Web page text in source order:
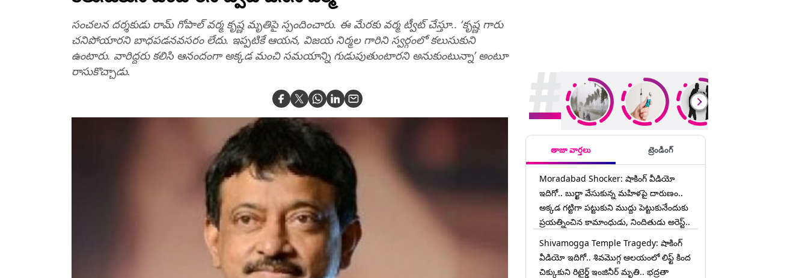
సంచలన దర్శకుడు రామ్‌ గోపాల్‌ వర్మ కృష్ణ మృతిపై స్పందించారు. ఈ మేరకు వర్మ ట్వీట్‌ చేస్తూ.. ‘కృష్ణ గారు
చనిపోయారని బాధపడనవసరం లేదు. ఇప్పటికే ఆయన, విజయ నిర్మల గారిని స్వర్గంలో కలుసుకుని
ఉంటారు. వారిద్దరు కలిసి ఆనందంగా అక్కడ మంచి సమయాన్ని గుడుపుతుంటారని అనుకుంటున్నా’ అంటూ
రాసుకొచ్చాడు.
తాజా వార్తలు ట్రెండింగ్
Moradabad Shocker: షాకింగ్ వీడియో
ఇదిగో.. బుర్ఖా వేసుకున్న మహిళపై దారుణం..
అక్కడ గట్టిగా పట్టుకుని ముద్దు పెట్టుకునేందుకు
ప్రయత్నించిన కామాంధుడు, నిందితుడు అరెస్ట్..
Shivamogga Temple Tragedy: షాకింగ్
వీడియో ఇదిగో.. శివమొగ్గ ఆలయంలో లిఫ్ట్ కింద
చిక్కుకుని రిటైర్డ్ ఇంజినీర్ మృతి.. భద్రతా